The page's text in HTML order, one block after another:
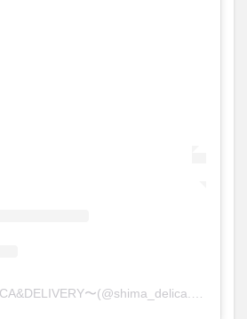
SHIMA DELI〜DELICA&DELIVERY〜(@shima_delica.delivery)がシェアした投稿